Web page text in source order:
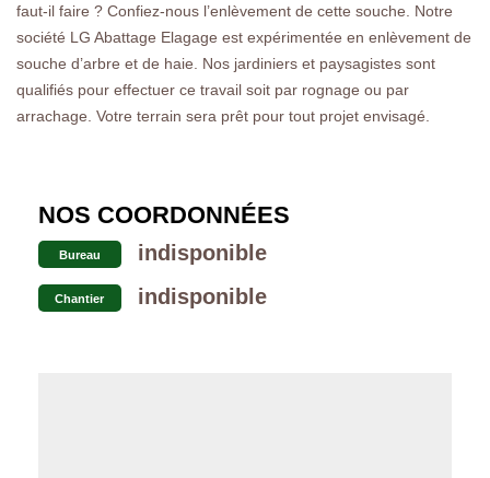
faut-il faire ? Confiez-nous l’enlèvement de cette souche. Notre
société LG Abattage Elagage est expérimentée en enlèvement de
souche d’arbre et de haie. Nos jardiniers et paysagistes sont
qualifiés pour effectuer ce travail soit par rognage ou par
arrachage. Votre terrain sera prêt pour tout projet envisagé.
NOS COORDONNÉES
Bureau indisponible
Chantier indisponible